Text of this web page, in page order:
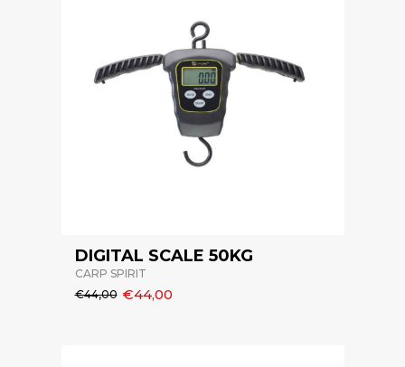
DIGITAL SCALE 50KG
CARP SPIRIT
€44,00 €44,00